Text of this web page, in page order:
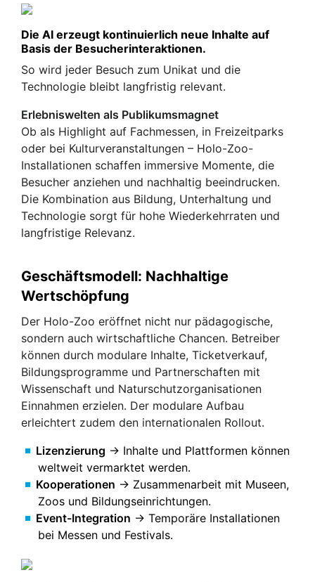
Die AI erzeugt kontinuierlich neue Inhalte auf
Basis der Besucherinteraktionen.
So wird jeder Besuch zum Unikat und die
Technologie bleibt langfristig relevant.
Erlebniswelten als Publikumsmagnet
Ob als Highlight auf Fachmessen, in Freizeitparks
oder bei Kulturveranstaltungen – Holo-Zoo-
Installationen schaffen immersive Momente, die
Besucher anziehen und nachhaltig beeindrucken.
Die Kombination aus Bildung, Unterhaltung und
Technologie sorgt für hohe Wiederkehrraten und
langfristige Relevanz.
Geschäftsmodell: Nachhaltige
Wertschöpfung
Der Holo-Zoo eröffnet nicht nur pädagogische,
sondern auch wirtschaftliche Chancen. Betreiber
können durch modulare Inhalte, Ticketverkauf,
Bildungsprogramme und Partnerschaften mit
Wissenschaft und Naturschutzorganisationen
Einnahmen erzielen. Der modulare Aufbau
erleichtert zudem den internationalen Rollout.
Lizenzierung → Inhalte und Plattformen können
weltweit vermarktet werden.
Kooperationen → Zusammenarbeit mit Museen,
Zoos und Bildungseinrichtungen.
Event-Integration → Temporäre Installationen
bei Messen und Festivals.